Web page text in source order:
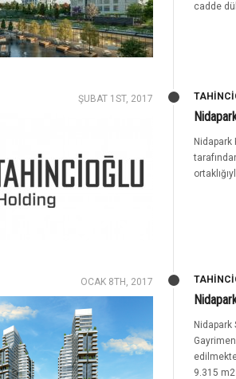
cadde
ŞUBAT 1ST, 2017
Nidapark
OCAK 8TH, 2017
Nidapark
9.315